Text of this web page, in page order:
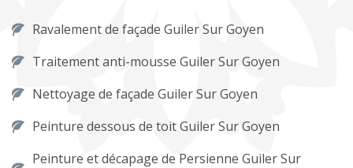
Ravalement de façade Guiler Sur Goyen
Traitement anti-mousse Guiler Sur Goyen
Nettoyage de façade Guiler Sur Goyen
Peinture dessous de toit Guiler Sur Goyen
Peinture et décapage de Persienne Guiler Sur